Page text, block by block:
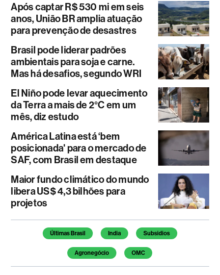
Após captar R$ 530 mi em seis
anos, União BR amplia atuação
para prevenção de desastres
Brasil pode liderar padrões
ambientais para soja e carne.
Mas há desafios, segundo WRI
El Niño pode levar aquecimento
da Terra a mais de 2°C em um
mês, diz estudo
América Latina está ‘bem
posicionada' para o mercado de
SAF, com Brasil em destaque
Maior fundo climático do mundo
libera US$ 4,3 bilhões para
projetos
Temas deste artigo
Últimas Brasil India Subsidios
Agronegócio OMC